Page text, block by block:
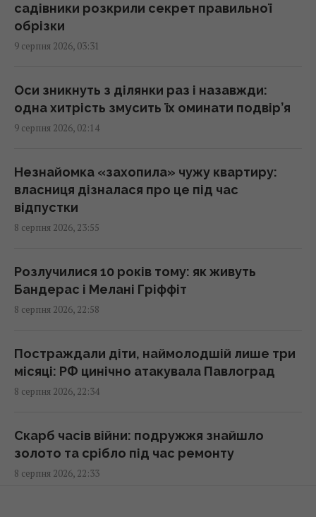
02:27 неділя, 09 серпня 2026
Один із найближчих соратників Асада
01:58 неділя, 09 серпня 2026
Зухвалі удари України по Росії можуть
01:23 неділя, 09 серпня 2026
Експерт назвав 4 безкоштовні програми,
які встановлює на кожен ПК із Windows
Росія може застосувати ядерну зброю
проти України: у МЗС Туреччини назвали
00:37 неділя, 09 серпня 2026
Має невдоволений вигляд і є майстром
Австралії
00:30 неділя, 09 серпня 2026
садівники розкрили секрет правильної
обрізки
9 серпня 2026, 03:31
Оси зникнуть з ділянки раз і назавжди:
одна хитрість змусить їх оминати подвір’я
9 серпня 2026, 02:14
Незнайомка «захопила» чужу квартиру:
власниця дізналася про це під час
відпустки
8 серпня 2026, 23:55
Розлучилися 10 років тому: як живуть
Бандерас і Мелані Гріффіт
8 серпня 2026, 22:58
Постраждали діти, наймолодшій лише три
місяці: РФ цинічно атакувала Павлоград
8 серпня 2026, 22:34
Скарб часів війни: подружжя знайшло
золото та срібло під час ремонту
8 серпня 2026, 22:33